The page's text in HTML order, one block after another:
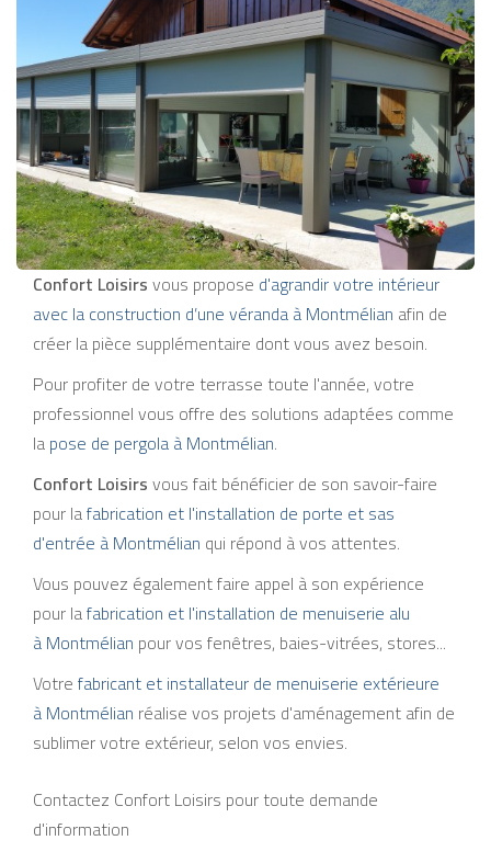
Confort Loisirsvous propose d'agrandir votre intérieur
avec la construction d’une véranda à Montmélian afin de
créer la pièce supplémentaire dont vous avez besoin.
Pour profiter de votre terrasse toute l'année, votre
professionnel vous offre des solutions adaptées comme
lapose de pergola à Montmélian.
Confort Loisirsvous fait bénéficier de son savoir-faire
pour lafabrication et l'installation de porte et sas
d'entrée à Montmélian qui répond à vos attentes.
Vous pouvez également faire appel à son expérience
pour lafabrication et l'installation de menuiserie alu
à Montmélian pour vos fenêtres, baies-vitrées, stores...
Votrefabricant et installateur de menuiserie extérieure
à Montmélian réalise vos projets d'aménagement afin de
sublimer votre extérieur, selon vos envies.
Contactez Confort Loisirs pour toute demande
d'information